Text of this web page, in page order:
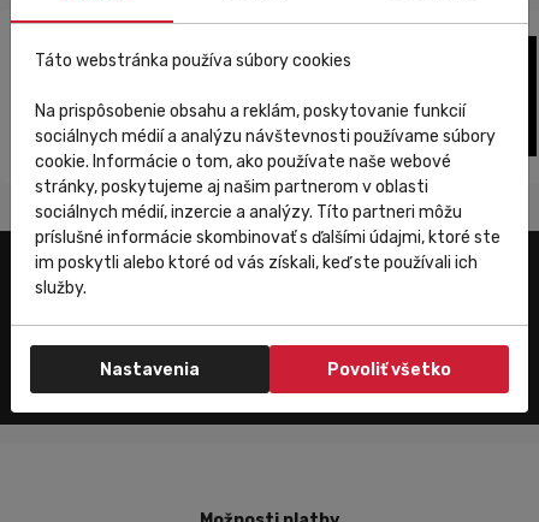
Zákaznícky servis
Táto webstránka používa súbory cookies
Na prispôsobenie obsahu a reklám, poskytovanie funkcií
sociálnych médií a analýzu návštevnosti používame súbory
cookie. Informácie o tom, ako používate naše webové
stránky, poskytujeme aj našim partnerom v oblasti
sociálnych médií, inzercie a analýzy. Títo partneri môžu
príslušné informácie skombinovať s ďalšími údajmi, ktoré ste
im poskytli alebo ktoré od vás získali, keď ste používali ich
služby.
Nastavenia Povoliť všetko